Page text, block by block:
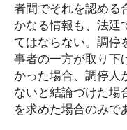
者間でそれを認める
かなる情報も、法廷
てはならない。調停
事者の一方が取り下
かった場合、調停人
ないと結論づけた場
を求めた場合のみで